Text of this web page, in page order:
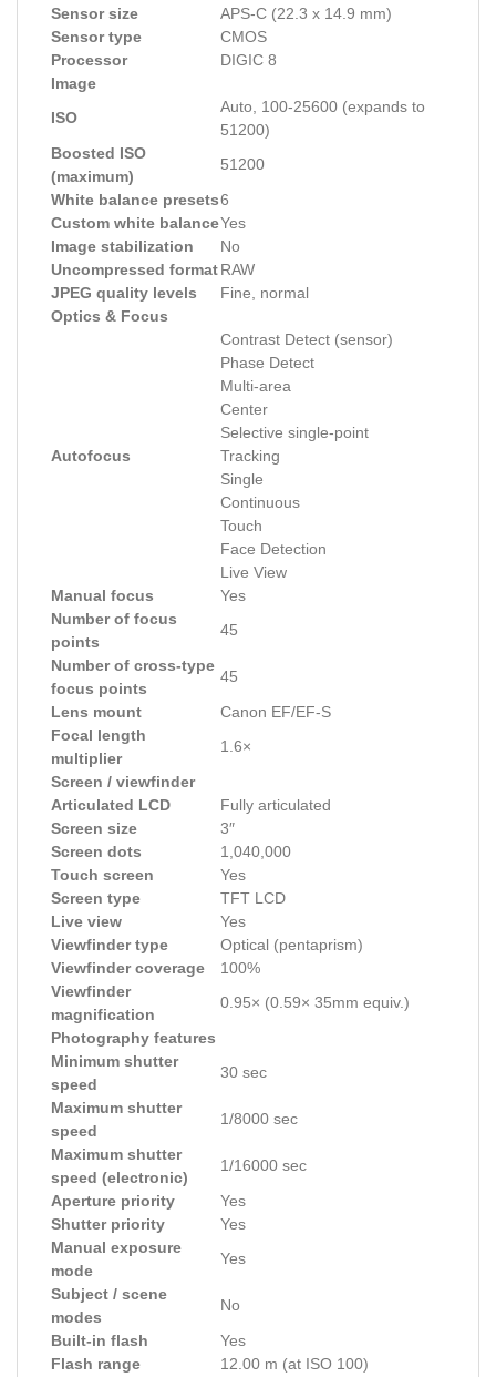
Sensor size
APS-C (22.3 x 14.9 mm)
Sensor type
CMOS
Processor
DIGIC 8
Image
ISO
Auto, 100-25600 (expands to
51200)
Boosted ISO
(maximum)
51200
White balance presets6
Custom white balanceYes
Image stabilization
No
Uncompressed formatRAW
JPEG quality levels
Fine, normal
Optics & Focus
Autofocus
Contrast Detect (sensor)
Phase Detect
Multi-area
Center
Selective single-point
Tracking
Single
Continuous
Touch
Face Detection
Live View
Manual focus
Yes
Number of focus
points
45
Number of cross-type
focus points
45
Lens mount
Canon EF/EF-S
Focal length
multiplier
1.6×
Screen / viewfinder
Articulated LCD
Fully articulated
Screen size
3″
Screen dots
1,040,000
Touch screen
Yes
Screen type
TFT LCD
Live view
Yes
Viewfinder type
Optical (pentaprism)
Viewfinder coverage
100%
Viewfinder
magnification
0.95× (0.59× 35mm equiv.)
Photography features
Minimum shutter
speed
30 sec
Maximum shutter
speed
1/8000 sec
Maximum shutter
speed (electronic)
1/16000 sec
Aperture priority
Yes
Shutter priority
Yes
Manual exposure
mode
Yes
Subject / scene
modes
No
Built-in flash
Yes
Flash range
12.00 m (at ISO 100)